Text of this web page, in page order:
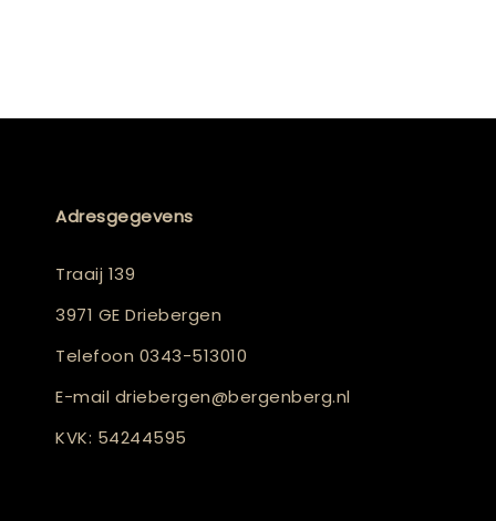
Adresgegevens
Traaij 139
3971 GE Driebergen
Telefoon 0343-513010
E-mail driebergen@bergenberg.nl
KVK: 54244595